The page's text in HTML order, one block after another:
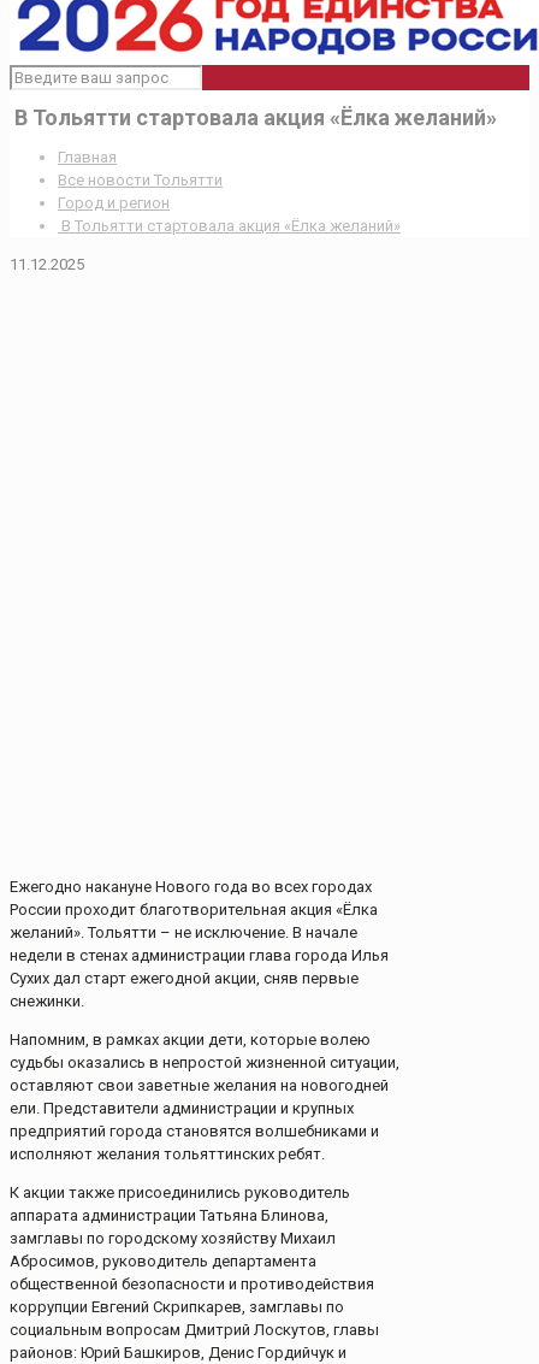
В Тольятти стартовала акция «Ёлка желаний»
Главная
Все новости Тольятти
Город и регион
В Тольятти стартовала акция «Ёлка желаний»
11.12.2025
Ежегодно накануне Нового года во всех городах
России проходит благотворительная акция «Ёлка
желаний». Тольятти – не исключение. В начале
недели в стенах администрации глава города Илья
Сухих дал старт ежегодной акции, сняв первые
снежинки.
Напомним, в рамках акции дети, которые волею
судьбы оказались в непростой жизненной ситуации,
оставляют свои заветные желания на новогодней
ели. Представители администрации и крупных
предприятий города становятся волшебниками и
исполняют желания тольяттинских ребят.
К акции также присоединились руководитель
аппарата администрации Татьяна Блинова,
замглавы по городскому хозяйству Михаил
Абросимов, руководитель департамента
общественной безопасности и противодействия
коррупции Евгений Скрипкарев, замглавы по
социальным вопросам Дмитрий Лоскутов, главы
районов: Юрий Башкиров, Денис Гордийчук и